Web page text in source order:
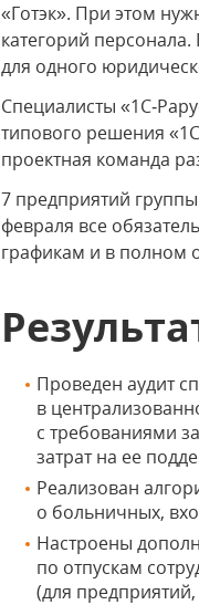
«Готэк». При этом
категорий
для одного
Специалисты
типового решения
проектная команда
7 предприятий
февраля все
графикам и в полном
Проведен аудит
в
с требованиями
затрат на ее
Реализован
о больничных,
Настроены
по отпускам
(для